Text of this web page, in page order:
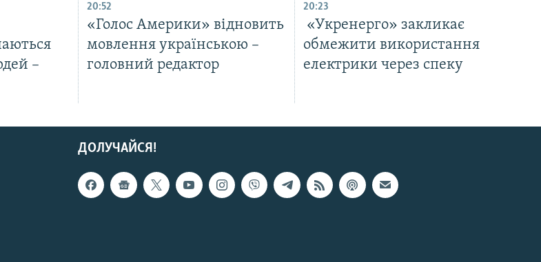
–
20:52
«Голос Америки» відновить
мовлення українською –
головний редактор
20:23
«Укренерго» закликає
обмежити використання
електрики через спеку
ДОЛУЧАЙСЯ!